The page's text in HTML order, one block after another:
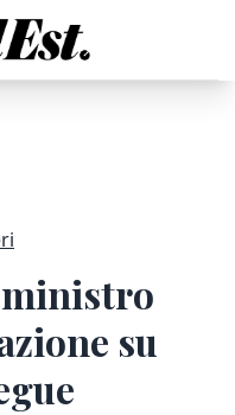
ministro
su